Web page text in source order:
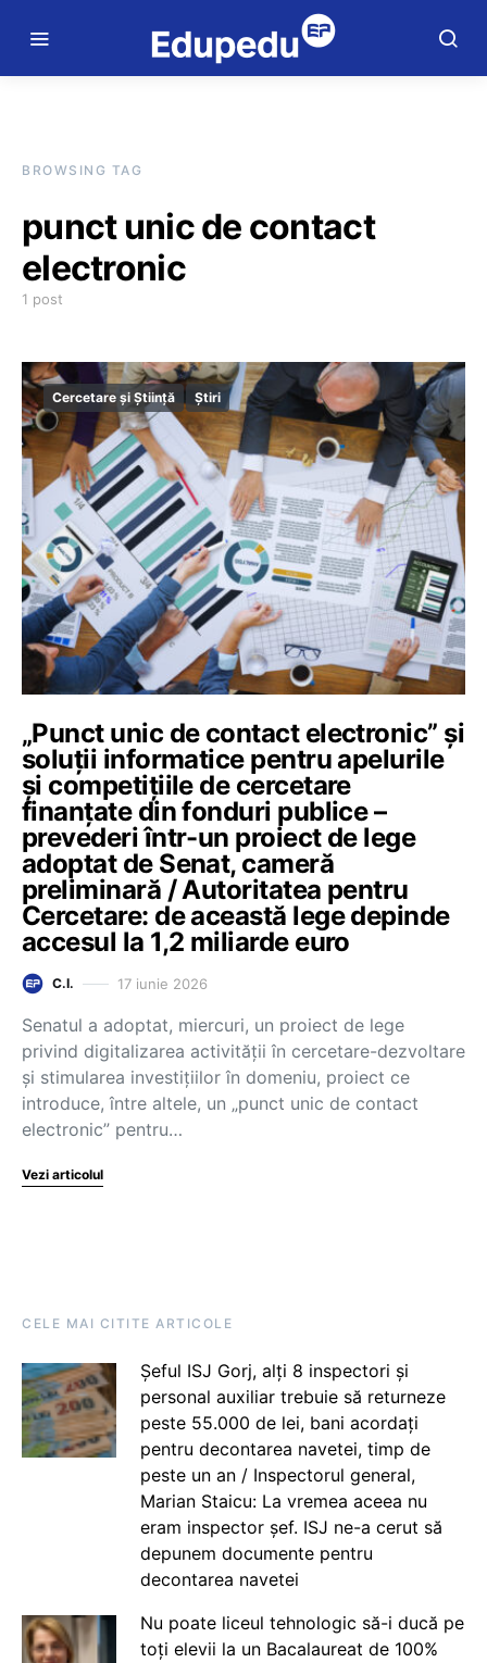
BROWSING TAG
punct unic de contact
electronic
1 post
Cercetare și Știință Știri
„Punct unic de contact electronic” și
soluții informatice pentru apelurile
și competițiile de cercetare
finanțate din fonduri publice –
prevederi într-un proiect de lege
adoptat de Senat, cameră
preliminară / Autoritatea pentru
Cercetare: de această lege depinde
accesul la 1,2 miliarde euro
C.I. 17 iunie 2026
Senatul a adoptat, miercuri, un proiect de lege
privind digitalizarea activității în cercetare-dezvoltare
și stimularea investițiilor în domeniu, proiect ce
introduce, între altele, un „punct unic de contact
electronic” pentru…
Vezi articolul
CELE MAI CITITE ARTICOLE
Șeful ISJ Gorj, alți 8 inspectori și
personal auxiliar trebuie să returneze
peste 55.000 de lei, bani acordați
pentru decontarea navetei, timp de
peste un an / Inspectorul general,
Marian Staicu: La vremea aceea nu
eram inspector șef. ISJ ne-a cerut să
depunem documente pentru
decontarea navetei
Nu poate liceul tehnologic să-i ducă pe
toți elevii la un Bacalaureat de 100%